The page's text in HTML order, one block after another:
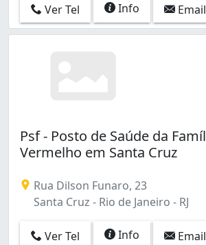
Paciência (5)
Padre Miguel (5)
Piedade (2)
Portuguesa (1)
Ramos (7)
Realengo (2)
Recreio dos Bandeirantes (2)
Riachuelo (1)
Ver Tel Info Email
Psf - Posto de Saúde da
Vermelho em Santa Cruz
Rua Dilson Funaro, 23
Santa Cruz - Rio de Janeiro - RJ
Ver Tel Info Email